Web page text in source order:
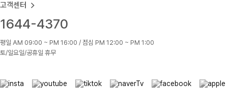
고객센터
1644-4370
평일 AM 09:00 ~ PM 16:00 / 점심 PM 12:00 ~ PM 1:00
토/일요일/공휴일 휴무